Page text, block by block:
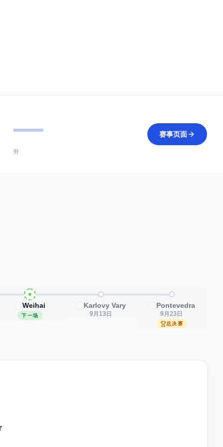
—
分
赛事页面
Weihai
下一场
Karlovy Vary
9月13日
Pontevedra
9月23日
总决赛